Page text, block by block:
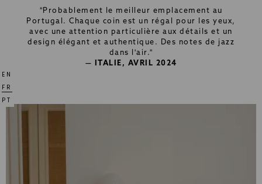
EN
FR
PT
"Probablement le meilleur emplacement au
Portugal. Chaque coin est un régal pour les yeux,
avec une attention particulière aux détails et un
design élégant et authentique. Des notes de jazz
dans l'air."
— ITALIE, AVRIL 2024